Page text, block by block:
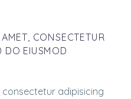
CONSECTETUR
DO EIUSMOD
adipisicing